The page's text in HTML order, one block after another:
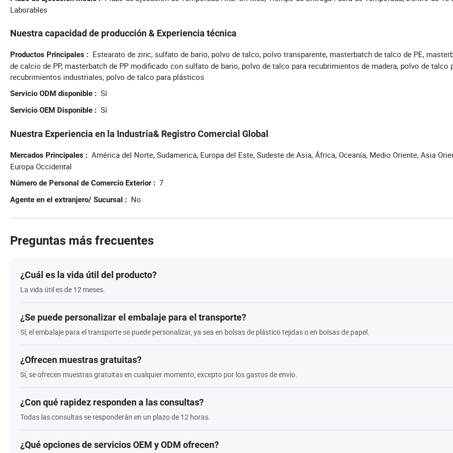
Laborables
Nuestra capacidad de producción & Experiencia técnica
Productos Principales
Estearato de zinc, sulfato de bario, polvo de talco, polvo transparente, masterbatch de talco de PE,
de calcio de PP, masterbatch de PP modificado con sulfato de bario, polvo de talco para recubrimientos de madera, polvo de talco
recubrimientos industriales, polvo de talco para plásticos
Servicio ODM disponible Sí
Servicio OEM Disponible Sí
Nuestra Experiencia en la Industria& Registro Comercial Global
Mercados Principales
América del Norte, Sudamerica, Europa del Este, Sudeste de Asia, África, Oceanía, Medio Oriente, Asia
Europa Occidental
Número de Personal de Comercio Exterior 7
Agente en el extranjero/ Sucursal No
Preguntas más frecuentes
¿Cuál es la vida útil del producto?
La vida útil es de 12 meses.
¿Se puede personalizar el embalaje para el transporte?
Sí, el embalaje para el transporte se puede personalizar, ya sea en bolsas de plástico tejidas o en bolsas de papel.
¿Ofrecen muestras gratuitas?
Sí, se ofrecen muestras gratuitas en cualquier momento, excepto por los gastos de envío.
¿Con qué rapidez responden a las consultas?
Todas las consultas se responderán en un plazo de 12 horas.
¿Qué opciones de servicios OEM y ODM ofrecen?